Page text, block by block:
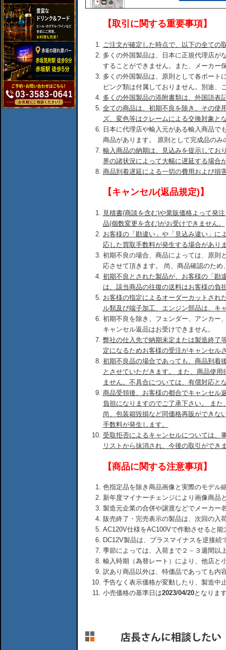
【取引に関する重要事項】
ご注文が確定した時点で、以下の全ての
多くの外国製品は、日本に正規代理店が
することができません。また、メーカー
多くの外国製品は、原則として各ボート
ピング類は付属しておりません。別途、
多くの外国製品の添附書類は、外国語表
全ての商品は、初期不良を除き、その使
ズ、変色等はクレームによる交換対象と
日本に代理店や輸入元がある輸入商品で
商品があります。 原則として完成品のみ
輸入商品の納期は、見込みを提示してお
界の諸状況によって大幅に遅延する場合
商品到着遅延による一切の費用および損
【キャンセル(返品規定)】
見積書(商談を含む)や業販価格よって発
品(個数変更を含む)がお受けできません。
お客様の「勘違い」や「見込み違い」に
応した買取手数料が発生する場合があり
初期不良の場合、商品によっては、原則
応させて頂きます。 尚、商品確認のた
初期不良とされた製品が、お客様の「勘
は、該当商品の往復の送料はお客様の負
お客様の指定によるオーダーカットされ
ル類及び端子加工、エンジン部品は、キ
初期不良を除き、フェンダー、アンカー
キャンセル返品はお受けできません。
弊社の仕入先で納期未定または製造終了
定になるためお客様の受注がキャンセル
初期不良品の場合であっても、商品到着
とさせていただきます。 また、商品使
ません。不具合については、有償対応と
商品受領後、お客様の都合でキャンセル
負担になりますのでご了承下さい。 ま
尚、包装箱毀損など同価格再販ができな
手数料が発生します。
受取拒否によるキャンセルについては、
リストから抹消され、今後の取引ができ
【商品に関する注意事項】
色指定品を除き商品画像と実際のモデル
新年度マイナーチェンジにより画像商品
製造元企業の合併や譲渡などでメーカー
販売終了・完売表示の製品は、次回の入
AC120V仕様をAC100Vで作動させると
DC12V製品は、プラスマイナスを逆接
季節によっては、入荷まで２－３週間以
輸入時期（為替レート）により、他店と
訳あり商品以外は、特価品であっても内
予告なく表示価格が変動したり、製造中
小売価格の基準日は2023/04/20となりま